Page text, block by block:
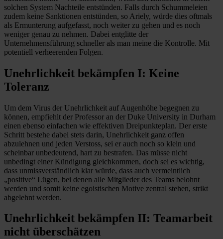
solchen System Nachteile entstünden. Falls durch Schummeleien
zudem keine Sanktionen entstünden, so Ariely, würde dies oftmals
als Ermunterung aufgefasst, noch weiter zu gehen und es noch
weniger genau zu nehmen. Dabei entglitte der
Unternehmensführung schneller als man meine die Kontrolle. Mit
potentiell verheerenden Folgen.
Unehrlichkeit bekämpfen I: Keine
Toleranz
Um dem Virus der Unehrlichkeit auf Augenhöhe begegnen zu
können, empfiehlt der Professor an der Duke University in Durham
einen ebenso einfachen wie effektiven Dreipunkteplan. Der erste
Schritt bestehe dabei stets darin, Unehrlichkeit ganz offen
abzulehnen und jeden Verstoss, sei er auch noch so klein und
scheinbar unbedeutend, hart zu bestrafen. Das müsse nicht
unbedingt einer Kündigung gleichkommen, doch sei es wichtig,
dass unmissverständlich klar würde, dass auch vermeintlich
„positive“ Lügen, bei denen alle Mitglieder des Teams belohnt
werden und somit keine egoistischen Motive zentral stehen, strikt
abgelehnt werden.
Unehrlichkeit bekämpfen II: Teamarbeit
nicht überschätzen